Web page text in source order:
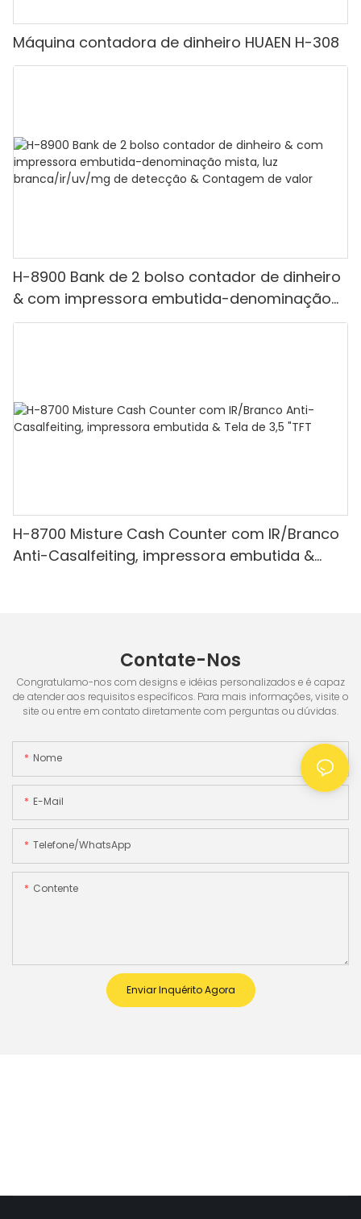
Máquina contadora de dinheiro HUAEN H-308
H-8900 Bank de 2 bolso contador de dinheiro
& com impressora embutida-denominação
mista, luz branca/ir/uv/mg de detecção &
H-8700 Misture Cash Counter com IR/Branco
Anti-Casalfeiting, impressora embutida &
Contate-Nos
Congratulamo-nos com designs e idéias personalizados e é capaz
de atender aos requisitos específicos. Para mais informações, visite o
site ou entre em contato diretamente com perguntas ou dúvidas.
Nome
E-Mail
Telefone/WhatsApp
Contente
Enviar Inquérito Agora